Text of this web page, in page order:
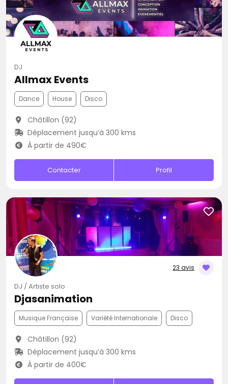
DJ
Allmax Events
Dance House Disco
Châtillon (92)
Déplacement jusqu’à 300 kms
À partir de 490€
Contacter Profil
23 avis
DJ / Artiste solo
Djasanimation
Musique Française Variété Internationale Disco
Châtillon (92)
Déplacement jusqu’à 300 kms
À partir de 400€